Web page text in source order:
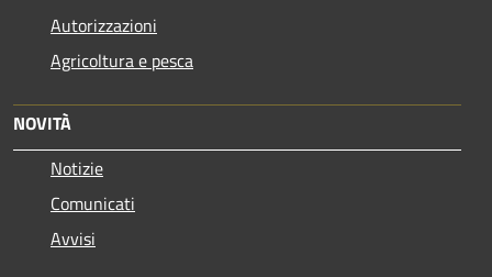
Autorizzazioni
Agricoltura e pesca
NOVITÀ
Notizie
Comunicati
Avvisi